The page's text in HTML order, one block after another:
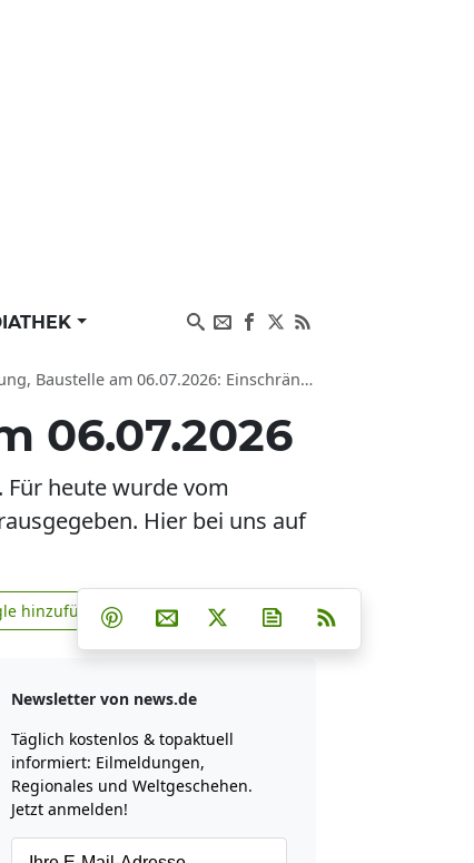
im Verkehr Rheinland-Pfalz, Staugefahr auf K56
06.07.2026
Für heute wurde vom
Hier bei uns auf
zu Google hinzufügen
hinzufügen Teilen auf Facebook
Teilen auf Whatsapp
Teilen auf Telegram
Teilen auf Pinterest
Per E-Mail teilen
Post auf XNewsletter
Newsletter von news.de
Täglich kostenlos & topaktuell
informiert: Eilmeldungen,
Regionales und Weltgeschehen.
Jetzt anmelden!